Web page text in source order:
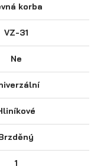
korba
VZ-31
Ne
1